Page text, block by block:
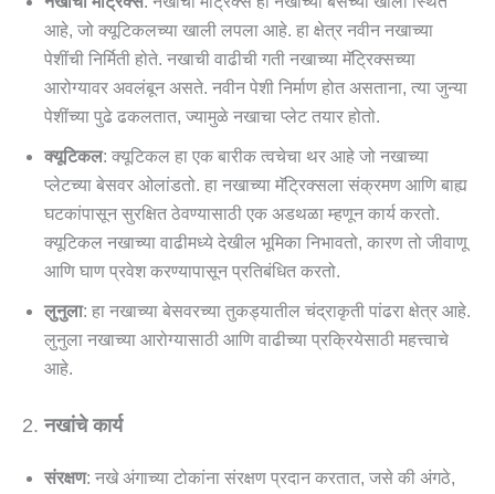
आहे, जो क्यूटिकलच्या खाली लपला आहे. हा क्षेत्र नवीन नखाच्या
पेशींची निर्मिती होते. नखाची वाढीची गती नखाच्या मॅट्रिक्सच्या
आरोग्यावर अवलंबून असते. नवीन पेशी निर्माण होत असताना, त्या जुन्या
पेशींच्या पुढे ढकलतात, ज्यामुळे नखाचा प्लेट तयार होतो.
क्यूटिकल: क्यूटिकल हा एक बारीक त्वचेचा थर आहे जो नखाच्या
प्लेटच्या बेसवर ओलांडतो. हा नखाच्या मॅट्रिक्सला संक्रमण आणि बाह्य
घटकांपासून सुरक्षित ठेवण्यासाठी एक अडथळा म्हणून कार्य करतो.
क्यूटिकल नखाच्या वाढीमध्ये देखील भूमिका निभावतो, कारण तो जीवाणू
आणि घाण प्रवेश करण्यापासून प्रतिबंधित करतो.
लुनुला: हा नखाच्या बेसवरच्या तुकड्यातील चंद्राकृती पांढरा क्षेत्र आहे.
लुनुला नखाच्या आरोग्यासाठी आणि वाढीच्या प्रक्रियेसाठी महत्त्वाचे
आहे.
2.नखांचे कार्य
संरक्षण: नखे अंगाच्या टोकांना संरक्षण प्रदान करतात, जसे की अंगठे,